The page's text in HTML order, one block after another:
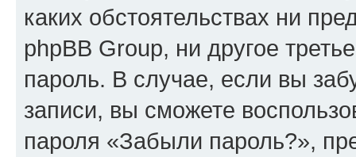
каких обстоятельствах ни
phpBB Group, ни другое
пароль. В случае, если вы
записи, вы сможете
пароля «Забыли пароль?»,